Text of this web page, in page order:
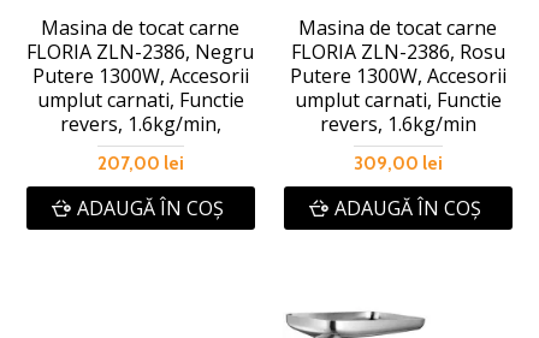
Masina de tocat carne
FLORIA ZLN-2386, Negru
Putere 1300W, Accesorii
umplut carnati, Functie
revers, 1.6kg/min,
207,00 lei
ADAUGĂ ÎN COŞ
Masina de tocat carne
FLORIA ZLN-2386, Rosu
Putere 1300W, Accesorii
umplut carnati, Functie
revers, 1.6kg/min
309,00 lei
ADAUGĂ ÎN COŞ